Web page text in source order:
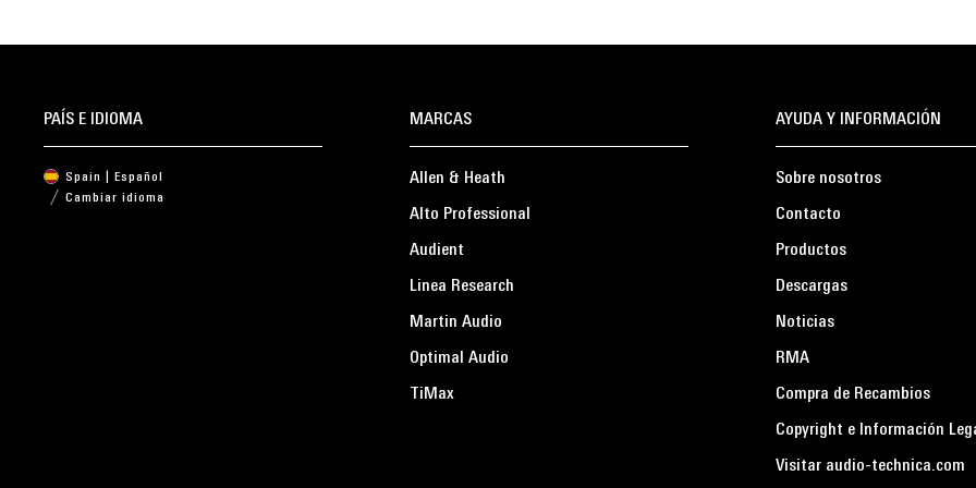
MARCAS
Allen & Heath
Alto Professional
Audient
Linea Research
Martin Audio
Optimal Audio
TiMax
AYUDA Y INFORMACIÓN
Sobre nosotros
Contacto
Productos
Descargas
Noticias
RMA
Compra de Recambios
Copyright e Información
Visitar audio-technica.com
PAÍS E IDIOMA
Spain | Español
Cambiar idioma